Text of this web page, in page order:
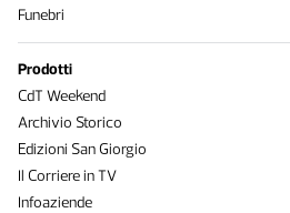
Funebri
Prodotti
CdT Weekend
Archivio Storico
Edizioni San Giorgio
Il Corriere in TV
Infoaziende